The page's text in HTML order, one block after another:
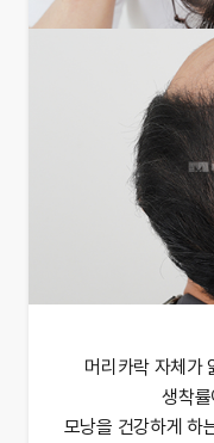
머리카락 자체가
생착
모낭을 건강하게 하